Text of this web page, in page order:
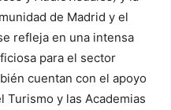
de Madrid y el
refleja en una intensa
para el sector
cuentan con el apoyo
Turismo y las Academias